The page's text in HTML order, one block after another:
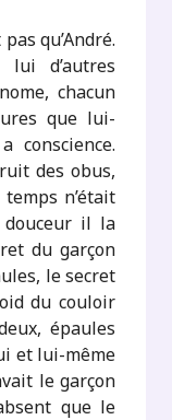
qu’André.
d’autres
chacun
que lui-
conscience.
des obus,
n’était
douceur il la
du garçon
le secret
du couloir
épaules
et lui-même
le garçon
que le